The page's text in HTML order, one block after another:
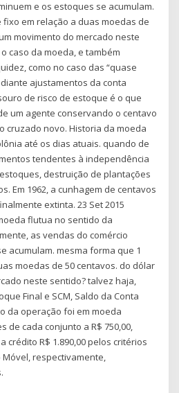
e os estoques se acumulam.
em relação a duas moedas de
movimento do mercado neste
caso da moeda, e também
como no caso das “quase
ajustamentos da conta
de risco de estoque é o que
um agente conservando o centavo
cruzado novo. Historia da moeda
até os dias atuais. quando de
tendentes à independência
destruição de plantações
Em 1962, a cunhagem de centavos
extinta. 23 Set 2015
flutua no sentido da
as vendas do comércio
acumulam. mesma forma que 1
moedas de 50 centavos. do dólar
neste sentido? talvez haja,
Final e SCM, Saldo da Conta
da operação foi em moeda
de cada conjunto a R$ 750,00,
crédito R$ 1.890,00 pelos critérios
Móvel, respectivamente,